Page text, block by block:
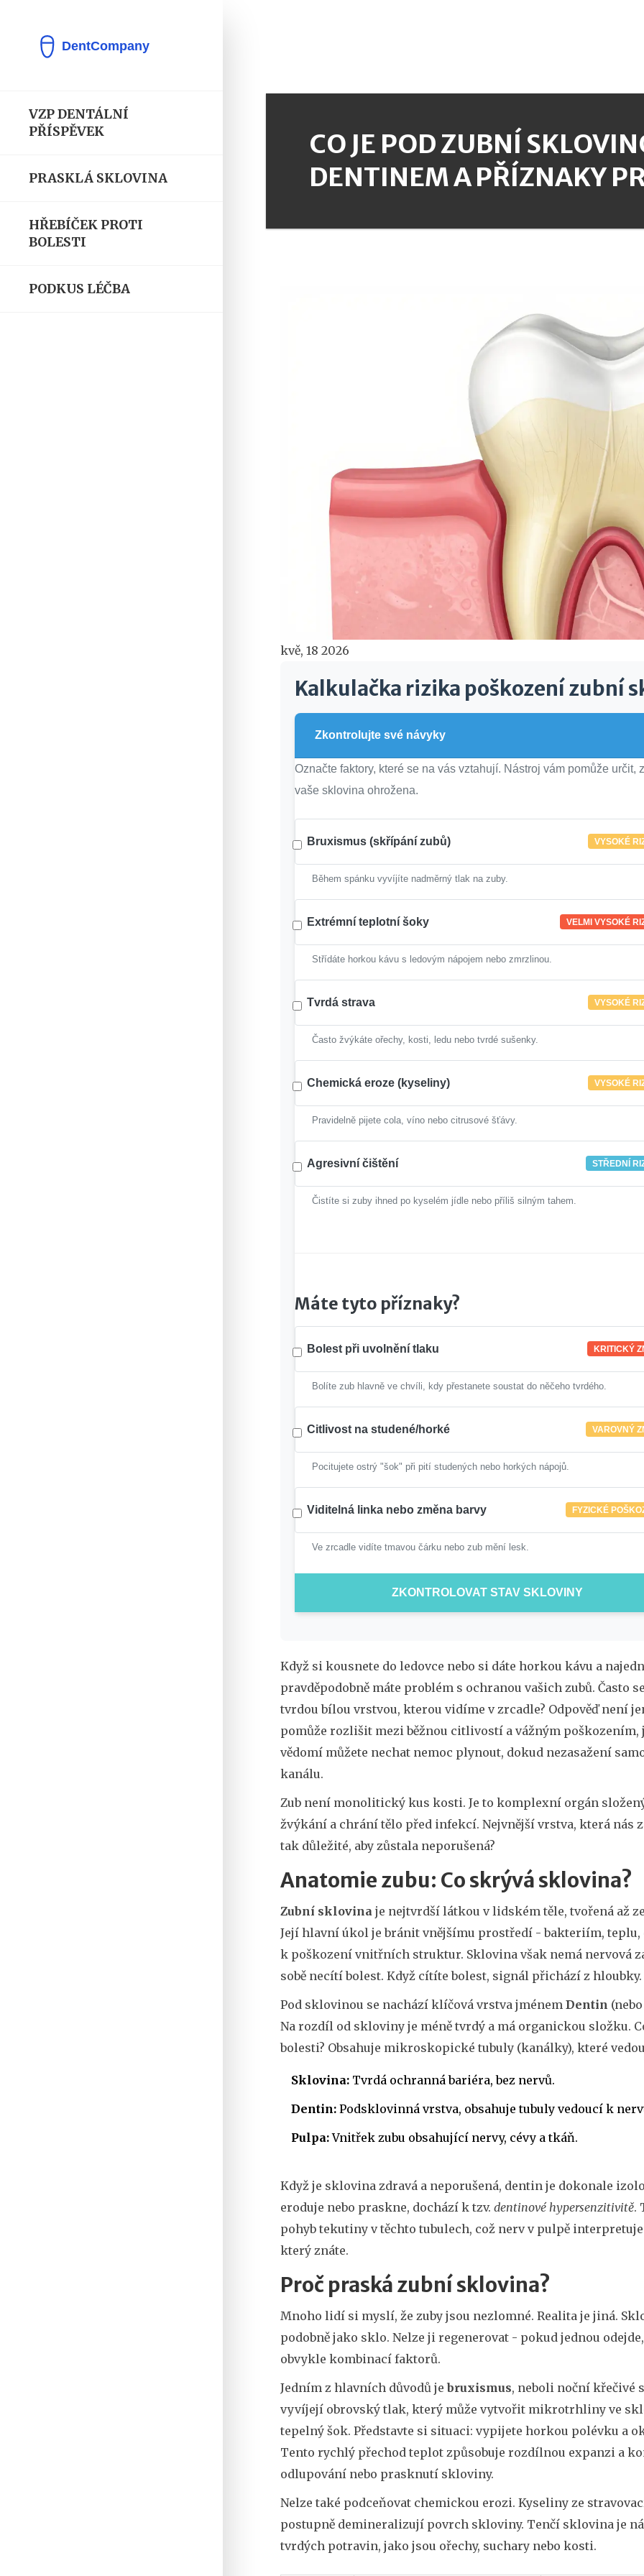
VZP DENTÁLNÍ
PŘÍSPĚVEK
PRASKLÁ SKLOVINA
HŘEBÍČEK PROTI
BOLESTI
PODKUS LÉČBA
CO JE POD ZUBNÍ
DENTINEM A PŘÍZNAKY
kvě, 18 2026
Kalkulačka rizika poškození zubní
Zkontrolujte své návyky
Označte faktory, které se na vás vztahují. Nástroj vám pomůže určit,
vaše sklovina ohrožena.
Bruxismus (skřípání zubů) VYSOKÉ
Během spánku vyvíjíte nadměrný tlak na zuby.
Extrémní teplotní šoky VELMI VYSOKÉ
Střídáte horkou kávu s ledovým nápojem nebo zmrzlinou.
Tvrdá strava VYSOKÉ
Často žvýkáte ořechy, kosti, ledu nebo tvrdé sušenky.
Chemická eroze (kyseliny) VYSOKÉ
Pravidelně pijete cola, víno nebo citrusové šťávy.
Agresivní čištění STŘEDNÍ
Čistíte si zuby ihned po kyselém jídle nebo příliš silným tahem.
Máte tyto příznaky?
Bolest při uvolnění tlaku KRITICKÝ
Bolíte zub hlavně ve chvíli, kdy přestanete soustat do něčeho tvrdého.
Citlivost na studené/horké VAROVNÝ
Pocitujete ostrý "šok" při pití studených nebo horkých nápojů.
Viditelná linka nebo změna barvy FYZICKÉ
Ve zrcadle vidíte tmavou čárku nebo zub mění lesk.
ZKONTROLOVAT STAV SKLOVINY
Když si kousnete do ledovce nebo si dáte horkou kávu a
pravděpodobně máte problém s ochranou vašich zubů. Často
tvrdou bílou vrstvou, kterou vidíme v zrcadle? Odpověď není
pomůže rozlišit mezi běžnou citlivostí a vážným poškozením,
vědomí můžete nechat nemoc plynout, dokud nezasažení
kanálu.
Zub není monolitický kus kosti. Je to komplexní orgán
žvýkání a chrání tělo před infekcí. Nejvnější vrstva, která nás
tak důležité, aby zůstala neporušená?
Anatomie zubu: Co skrývá sklovina?
Zubní sklovina je nejtvrdší látkou v lidském těle, tvořená až
Její hlavní úkol je bránit vnějšímu prostředí - bakteriím, teplu,
k poškození vnitřních struktur. Sklovina však nemá nervová
sobě necítí bolest. Když cítíte bolest, signál přichází z hloubky.
Pod sklovinou se nachází klíčová vrstva jménem Dentin
Na rozdíl od skloviny je méně tvrdý a má organickou složku.
bolesti? Obsahuje mikroskopické tubuly (kanálky), které
Sklovina: Tvrdá ochranná bariéra, bez nervů.
Dentin: Podsklovinná vrstva, obsahuje tubuly vedoucí k
Pulpa:Vnitřek zubu obsahující nervy, cévy a tkáň.
Když je sklovina zdravá a neporušená, dentin je dokonale
eroduje nebo praskne, dochází k tzv. dentinové hypersenzitivitě.
pohyb tekutiny v těchto tubulech, což nerv v pulpě
který znáte.
Proč praská zubní sklovina?
Mnoho lidí si myslí, že zuby jsou nezlomné. Realita je jiná.
podobně jako sklo. Nelze ji regenerovat - pokud jednou
obvykle kombinací faktorů.
Jedním z hlavních důvodů je bruxismus, neboli noční křečivé
vyvíjejí obrovský tlak, který může vytvořit mikrotrhliny ve
tepelný šok. Představte si situaci: vypijete horkou polévku a
Tento rychlý přechod teplot způsobuje rozdílnou expanzi a
odlupování nebo prasknutí skloviny.
Nelze také podceňovat chemickou erozi. Kyseliny ze
postupně demineralizují povrch skloviny. Tenčí sklovina je
tvrdých potravin, jako jsou ořechy, suchary nebo kosti.